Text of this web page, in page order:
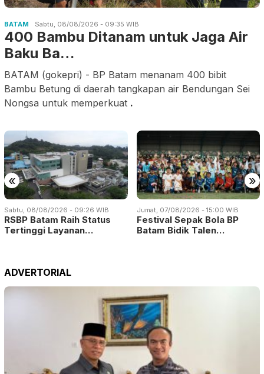
BATAM Sabtu, 08/08/2026 - 09:35 WIB
400 Bambu Ditanam untuk Jaga Air
Baku Ba…
BATAM (gokepri) - BP Batam menanam 400 bibit
Bambu Betung di daerah tangkapan air Bendungan Sei
Nongsa untuk memperkuat .
« »
Sabtu, 08/08/2026 - 09:26 WIB
RSBP Batam Raih Status
Tertinggi Layanan…
Jumat, 07/08/2026 - 15:00 WIB
Festival Sepak Bola BP
Batam Bidik Talen…
ADVERTORIAL